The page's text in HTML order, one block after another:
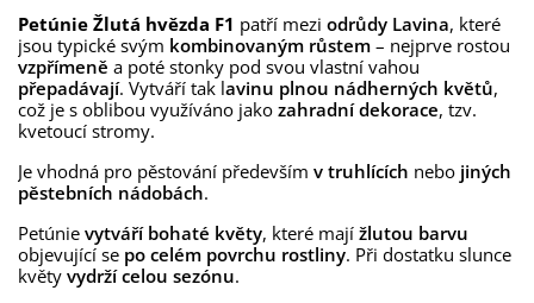
Petúnie Žlutá hvězda F1 patří mezi odrůdy Lavina, které
jsou typické svým kombinovaným růstem – nejprve rostou
vzpřímeně a poté stonky pod svou vlastní vahou
přepadávají. Vytváří tak lavinu plnou nádherných květů,
což je s oblibou využíváno jako zahradní dekorace, tzv.
kvetoucí stromy.
Je vhodná pro pěstování především v truhlících nebo jiných
pěstebních nádobách.
Petúnie vytváří bohaté květy, které mají žlutou barvu
objevující se po celém povrchu rostliny. Při dostatku slunce
květy vydrží celou sezónu.